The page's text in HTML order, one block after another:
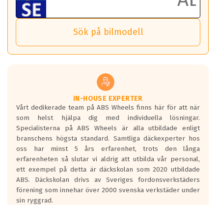
Ett klass A däck kommer ha 6,5% bättre
bränsleförbrukning än ett klass G däck.
Det betyder att om man kör 10,000 km,
så sparar man 50 liter bränsle med ett
vilken körstil du använder.
Våtgrepp egenskaper:
Betygsskalan är satt A till F. Där A påvisar
den kortaste bromssträckan och F är den
längsta.
Inga D eller G betyg delas ut för
personbilar och lätta lastbilar.
Betyget sätts efter ett test där däcken
skall bromsa in på en väg där det ligger
0.5-1.5 mm vatten.
I 80km/h kommer skillnaden på
Sök på bilmodell
IN-HOUSE EXPERTER
Vårt dedikerade team på ABS Wheels finns här för att när
som helst hjälpa dig med individuella lösningar.
Specialisterna på ABS Wheels är alla utbildade enligt
branschens högsta standard. Samtliga däckexperter hos
oss har minst 5 års erfarenhet, trots den långa
erfarenheten så slutar vi aldrig att utbilda vår personal,
ett exempel på detta är däckskolan som 2020 utbildade
ABS. Däckskolan drivs av Sveriges fordonsverkstäders
förening som innehar över 2000 svenska verkstäder under
sin ryggrad.